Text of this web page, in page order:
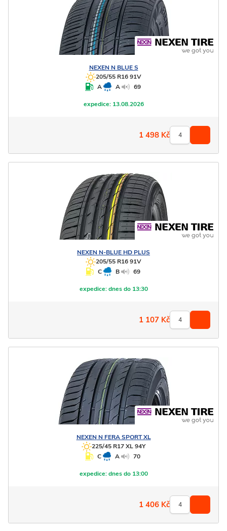
NEXEN N BLUE S
205/55 R16 91V
A
A 69
expedice:13.08.2026
1 498 Kč
NEXEN N-BLUE HD PLUS
205/55 R16 91V
C
B 69
expedice:dnes do 13:30
1 107 Kč
NEXEN N FERA SPORT XL
225/45 R17 XL 94Y
C
A 70
expedice:dnes do 13:00
1 406 Kč